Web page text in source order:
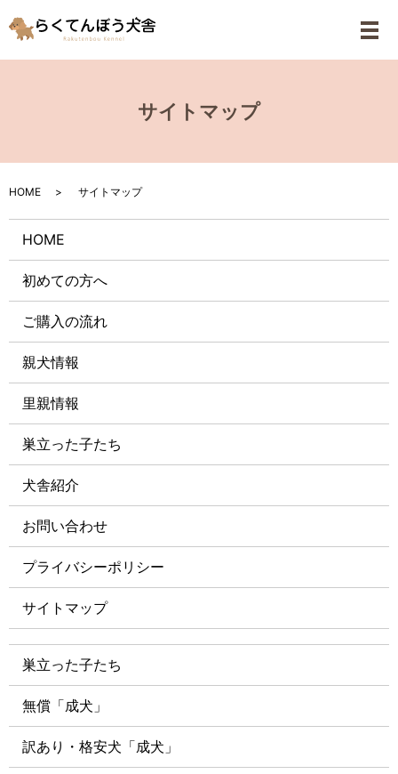
メ
サイトマップ
HOME サイトマップ
HOME
初めての方へ
ご購入の流れ
親犬情報
里親情報
巣立った子たち
犬舎紹介
お問い合わせ
プライバシーポリシー
サイトマップ
巣立った子たち
無償「成犬」
訳あり・格安犬「成犬」